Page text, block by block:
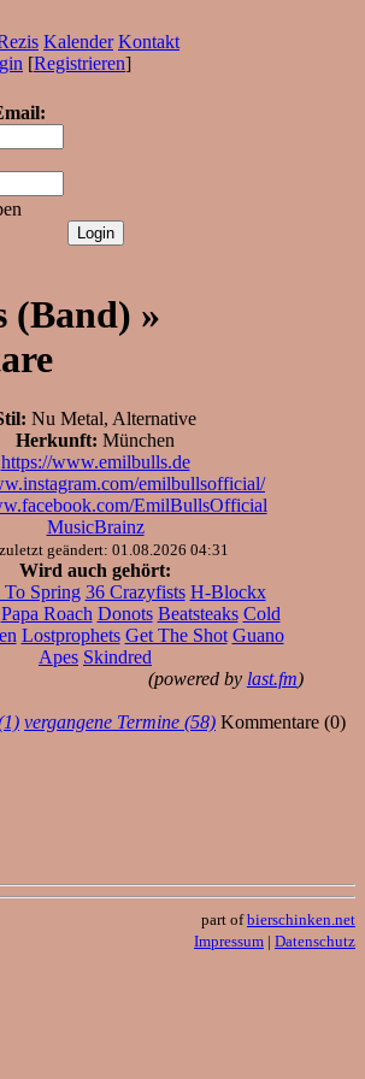
Kalender Kontakt
[Registrieren]
(Band) »
Nu Metal, Alternative
Herkunft: München
https://www.emilbulls.de
emilbullsofficial/
EmilBullsOfficial
MusicBrainz
geändert: 01.08.2026 04:31
Wird auch gehört:
Spring 36 Crazyfists H-Blockx
Papa Roach Donots Beatsteaks Cold
Lostprophets Get The Shot Guano
Apes Skindred
(powered by last.fm)
vergangene Termine (58) Kommentare (0)
part ofbierschinken.net
Impressum | Datenschutz